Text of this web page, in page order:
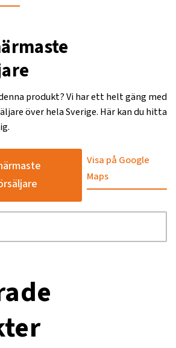
produkt? Vi har ett helt gäng med
över hela Sverige. Här kan du hitta
Visa på Google
Maps